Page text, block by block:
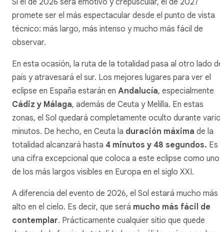
promete ser el más espectacular desde el punto de vista
técnico: más largo, más intenso y mucho más fácil de
observar.
En esta ocasión, la ruta de la totalidad pasa al otro lado del
país y atravesará el sur. Los mejores lugares para ver el
eclipse en España estarán en Andalucía, especialmente
Cádiz y Málaga, además de Ceuta y Melilla. En estas
zonas, el Sol quedará completamente oculto durante
minutos. De hecho, en Ceuta la duración máxima de la
totalidad alcanzará hasta 4 minutos y 48 segundos. Es
una cifra excepcional que coloca a este eclipse como uno
de los más largos visibles en Europa en el siglo XXI.
A diferencia del evento de 2026, el Sol estará mucho más
alto en el cielo. Es decir, que será mucho más fácil de
contemplar. Prácticamente cualquier sitio que quede